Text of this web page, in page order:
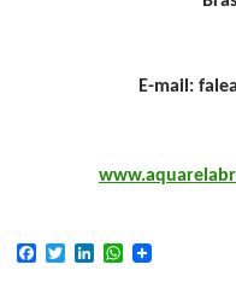
E-mail:
F
T
W